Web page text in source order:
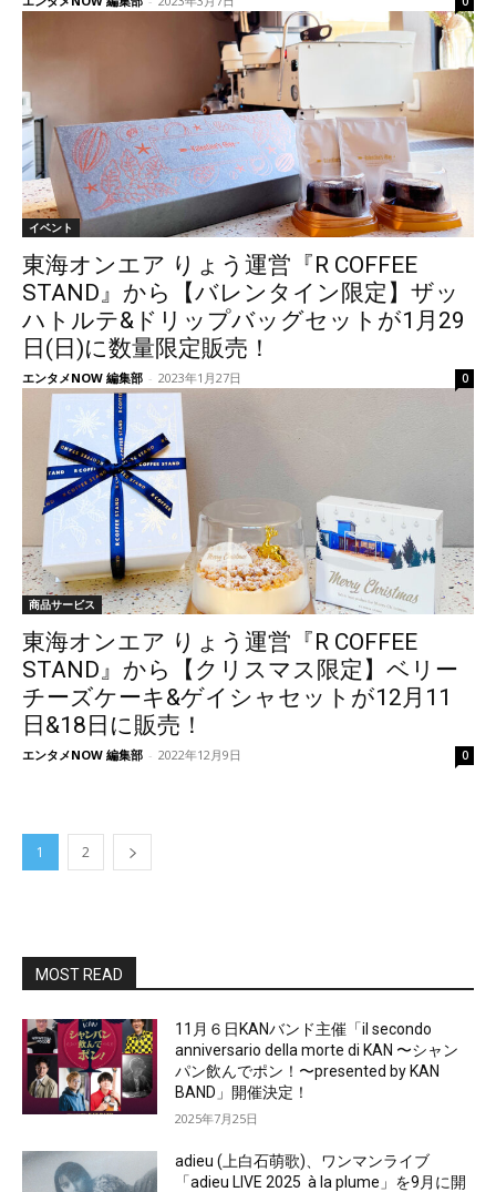
イベント
東海オンエア りょう運営『R COFFEE
STAND』から【バレンタイン限定】ザッ
ハトルテ&ドリップバッグセットが1月29
日(日)に数量限定販売！
エンタメNOW 編集部 - 2023年1月27日 0
商品サービス
東海オンエア りょう運営『R COFFEE
STAND』から【クリスマス限定】ベリー
チーズケーキ&ゲイシャセットが12月11
日&18日に販売！
エンタメNOW 編集部 - 2022年12月9日 0
1 2
MOST READ
11月６日KANバンド主催「il secondo
anniversario della morte di KAN 〜シャン
パン飲んでポン！〜presented by KAN
BAND」開催決定！
2025年7月25日
adieu (上白石萌歌)、ワンマンライブ
「adieu LIVE 2025 à la plume」を9月に開